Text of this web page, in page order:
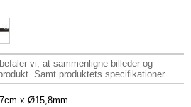
vi, at sammenligne billeder og
Samt produktets specifikationer.
x Ø15,8mm